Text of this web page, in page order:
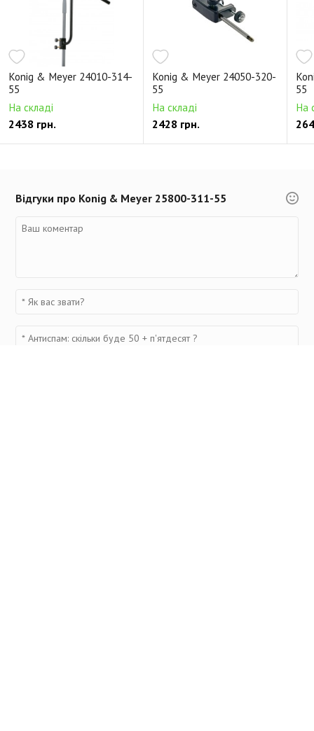
Konig & Meyer 24010-314-
55
На складі
2438 грн.
Konig & Meyer 24050-320-
55
На складі
2428 грн.
55
На
Відгуки про Konig & Meyer 25800-311-55